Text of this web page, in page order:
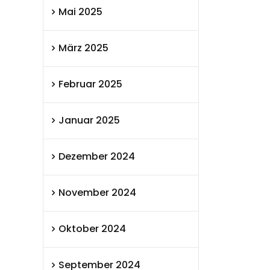
Mai 2025
März 2025
Februar 2025
Januar 2025
Dezember 2024
November 2024
Oktober 2024
September 2024